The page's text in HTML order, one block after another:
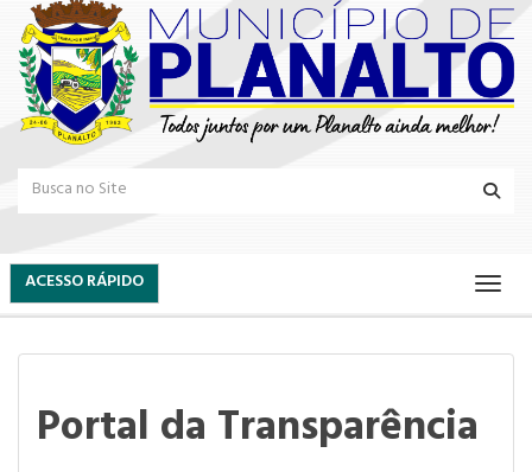
ACESSO RÁPIDO
Portal da Transparência